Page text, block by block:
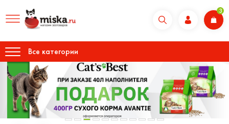
3
Все категории